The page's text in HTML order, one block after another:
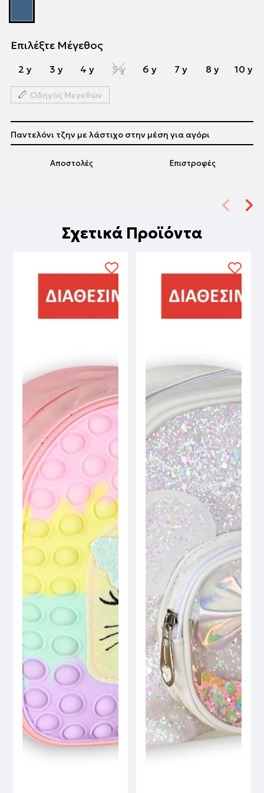
Επιλέξτε Μέγεθος
2 y 3 y 4 y 5 y 6 y 7 y 8 y 10 y
Οδηγός Μεγεθών
Αποστολές Επιστροφές
Παντελόνι τζην με λάστιχο στην μέση για αγόρι
Σχετικά Προϊόντα